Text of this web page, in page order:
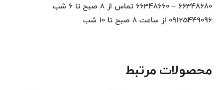
66348680 – 66348660 تماس از 8 صبح تا 6 شب
09125449096 از ساعت 8 صبح تا 10 شب
محصولات مرتبط